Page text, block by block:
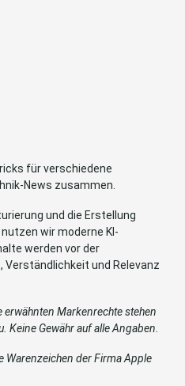
für verschiedene
News zusammen.
und die Erstellung
wir moderne KI-
werden vor der
und Relevanz
Markenrechte stehen
Keine Gewähr auf alle Angaben.
Warenzeichen der Firma Apple